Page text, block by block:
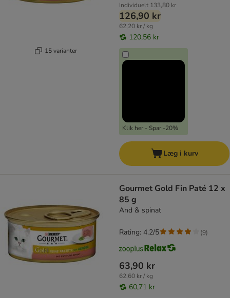
15 varianter
Individuelt 133,80 kr
126,90 kr
62,20 kr / kg
120,56 kr
Klik her - Spar -20%
Læg i kurv
Gourmet Gold Fin Paté 12 x
85 g
And & spinat
63,90 kr
62,60 kr / kg
60,71 kr
Rating: 4.2/5 (9)